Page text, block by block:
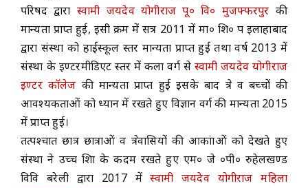
Important Documents
Gallery
Contact Us
परिषद द्वारा स्वामी जयदेव योगीराज पू० वि० मुजफ्फरपुर की
मान्यता प्राप्त हुई, इसी क्रम में सत्र 2011 में मा० शि० प इलाहाबाद
द्वारा संस्था को हाईस्कूल स्तर मान्यता प्राप्त हुई तथा वर्ष 2013 में
संस्था के इण्टरमीडिएट स्तर में कला वर्ग से स्वामी जयदेव योगीराज
इण्टर कॉलेज की मान्यता प्राप्त हुई इसके बाद क्षेत्र व बच्चों की
आवश्यकताओं को ध्यान में रखते हुए विज्ञान वर्ग की मान्यता 2015
में प्राप्त हुई।
तत्पश्चात छात्र छात्राओं व क्षेत्रवासियों की आकांक्षाओं को देखते हुए
संस्था ने उच्च शिक्षा के कदम रखते हुए एम० जे ०पी० रुहेलखण्ड
विवि बरेली द्वारा 2017 मेंस्वामी जयदेव योगीराज महिला